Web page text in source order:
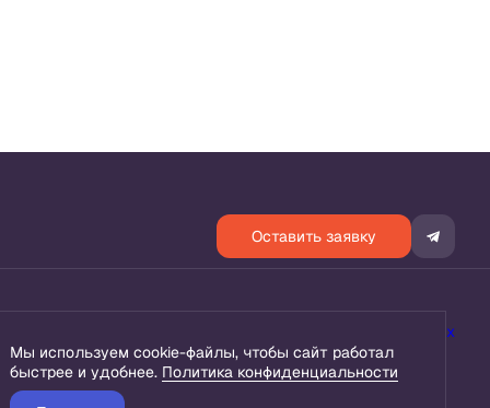
Оставить заявку
Согласие на обработку персональных данных
Мы используем cookie-файлы, чтобы сайт работал
быстрее и удобнее. Политика конфиденциальности